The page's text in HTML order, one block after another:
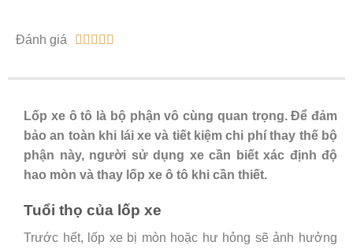
Đánh giá     
Lốp xe ô tô là bộ phận vô cùng quan trọng. Để đảm
bảo an toàn khi lái xe và tiết kiệm chi phí thay thế bộ
phận này, người sử dụng xe cần biết xác định độ
hao mòn và thay lốp xe ô tô khi cần thiết.
Tuổi thọ của lốp xe
Trước hết, lốp xe bị mòn hoặc hư hỏng sẽ ảnh hưởng